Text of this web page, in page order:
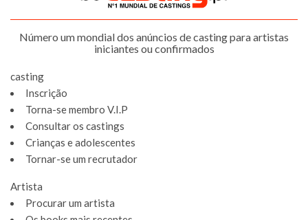
Número um mondial dos anúncios de casting para artistas
iniciantes ou confirmados
casting
Inscrição
Torna-se membro V.I.P
Consultar os castings
Crianças e adolescentes
Tornar-se um recrutador
Artista
Procurar um artista